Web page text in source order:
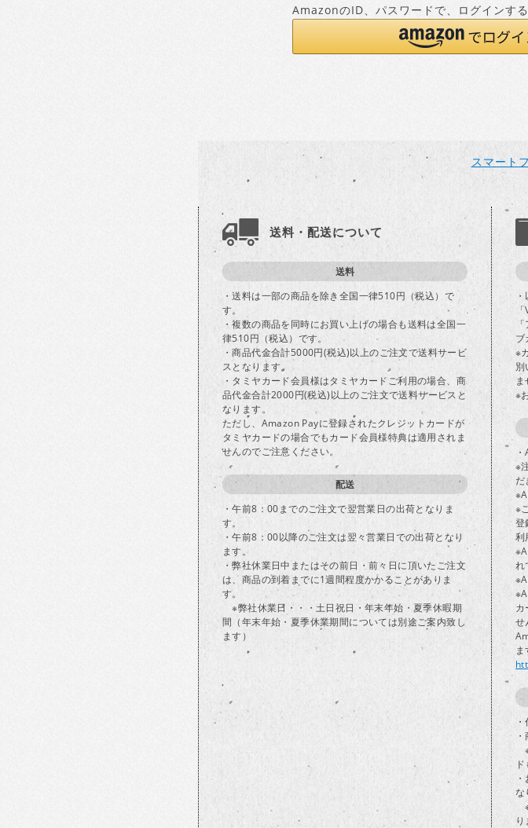
AmazonのID、パスワードで、ログインする
スマート
送料・配送について
送料
・送料は一部の商品を除き全国一律510円（税込）で
す。
・複数の商品を同時にお買い上げの場合も送料は全国一
律510円（税込）です。
・商品代金合計5000円(税込)以上のご注文で送料サービ
スとなります。
・タミヤカード会員様はタミヤカードご利用の場合、商
品代金合計2000円(税込)以上のご注文で送料サービスと
なります。
ただし、Amazon Payに登録されたクレジットカードが
タミヤカードの場合でもカード会員様特典は適用されま
せんのでご注意ください。
配送
・午前8：00までのご注文で翌営業日の出荷となりま
す。
・午前8：00以降のご注文は翌々営業日での出荷となり
ます。
・弊社休業日中またはその前日・前々日に頂いたご注文
は、商品の到着までに1週間程度かかることがありま
す。
※弊社休業日・・・土日祝日・年末年始・夏季休暇期
間（年末年始・夏季休業期間については別途ご案内致し
ます）
ブ
※
別
ま
※
※
だ
※
登
利
れ
カ
せ
ま
な
り